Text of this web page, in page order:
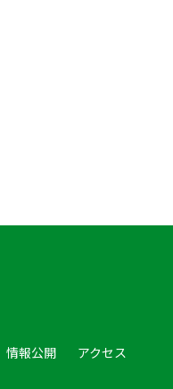
情報公開 アクセス